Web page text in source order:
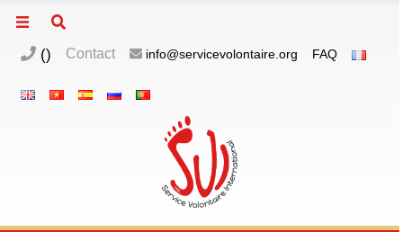
() Contact info@servicevolontaire.org FAQ